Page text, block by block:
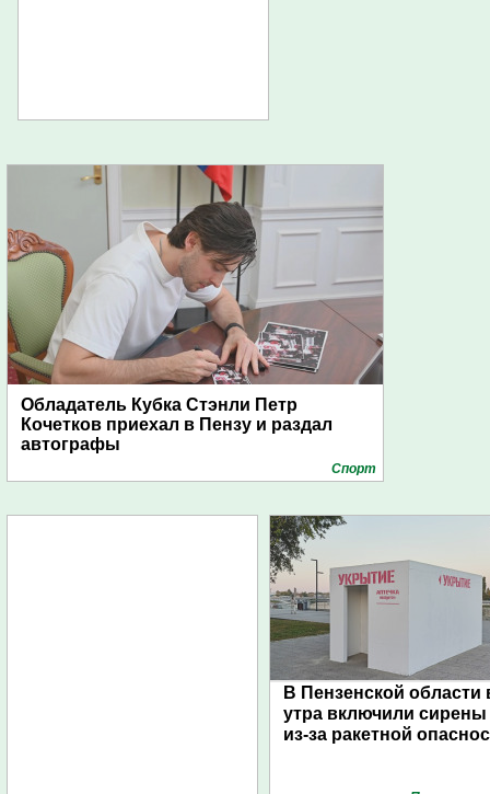
Обладатель Кубка Стэнли Петр
Кочетков приехал в Пензу и раздал
автографы
Спорт
В Пензенской области
утра включили сирены
из-за ракетной